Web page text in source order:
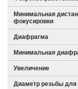
Минимальная
фокусировки
Диафрагма
Минимальная
Увеличение
Диаметр резьбы